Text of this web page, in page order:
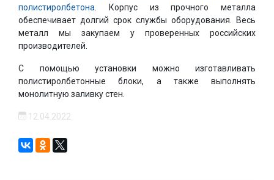
полистиролбетона . Корпус из прочного металла
обеспечивает долгий срок службы оборудования. Весь
металл мы закупаем у проверенных российских
производителей.
С помощью установки можно изготавливать
полистиролбетонные блоки, а также выполнять
монолитную заливку стен.
12.04.2022